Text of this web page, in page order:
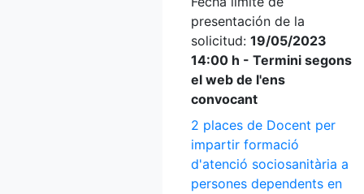
presentación de la
solicitud: 19/05/2023
14:00 h - Termini segons
el web de l'ens
convocant
2 places de Docent per
impartir formació
d'atenció sociosanitària a
persones dependents en